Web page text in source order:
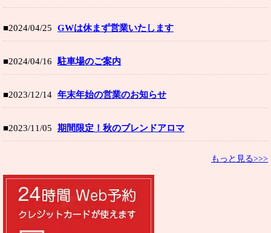
■2024/04/25 GWは休まず営業いたします
■2024/04/16 駐車場のご案内
■2023/12/14 年末年始の営業のお知らせ
■2023/11/05 期間限定！秋のブレンドアロマ
もっと見る>>>